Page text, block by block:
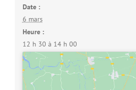
Date :
6 mars
Heure :
12 h 30 à 14 h 00